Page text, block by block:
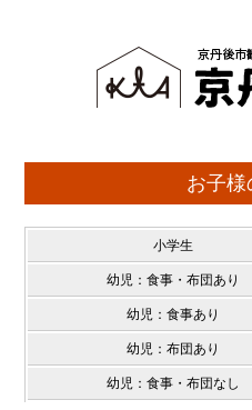
お子様
小学生
幼児：食事・布団あり
幼児：食事あり
幼児：布団あり
幼児：食事・布団なし